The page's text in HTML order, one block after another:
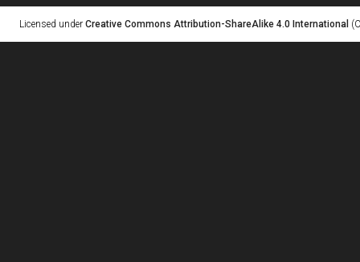
Licensed under Creative Commons Attribution-ShareAlike 4.0 International